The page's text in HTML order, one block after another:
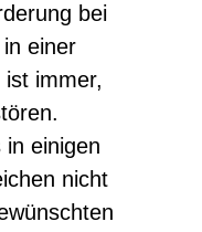
bei
einer
ist immer,
einigen
nicht